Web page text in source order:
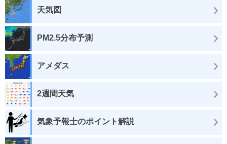
天気図
PM2.5分布予測
アメダス
2週間天気
気象予報士のポイント解説